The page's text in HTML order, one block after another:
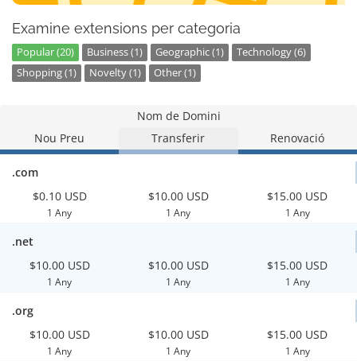
Examine extensions per categoria
Popular (20) Business (1) Geographic (1)
Technology (6)
Shopping (1)
Novelty (1) Other (1)
Nom de Domini
Nou Preu
Transferir Renovació
.com
$0.10 USD
1 Any
$10.00 USD
1 Any
$15.00 USD
1 Any
.net
$10.00 USD
1 Any
$10.00 USD
1 Any
$15.00 USD
1 Any
.org
$10.00 USD
1 Any
$10.00 USD
1 Any
$15.00 USD
1 Any